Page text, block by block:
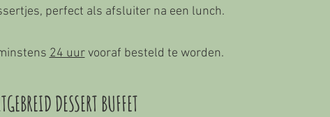
perfect als afsluiter na een lunch.
24 uurvooraf besteld te worden.
DESSERT BUFFET